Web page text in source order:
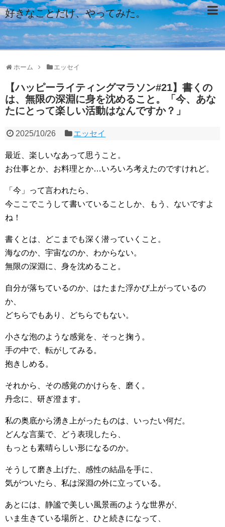
好きなことだけ、やってみた。
ホーム エッセイ
【ハッピーライティングマラソン#21】書くの
は、無限の深淵に身を沈めること。「今、あな
たにとって楽しい活動はなんですか？」
2025/10/26 エッセイ
最近、楽しいなあって思うこと。
お仕事とか、お料理とか…いろいろ考えたのですけれど。
「今」って言われたら、
今ここでこうして書いていることしか、もう、ないですよ
ね！
書くとは、どこまでも深く潜っていくこと。
海なのか、宇宙なのか、わからない。
無限の深淵に、身を沈めること。
自分が落ちているのか、はたまた浮かび上がっているの
か、
どちらでもあり、どちらでもない。
小さな泡のような感覚を、そっと掬う。
手の中で、転がしてみる。
抱きしめる。
それから、その感覚のかけらを、磨く。
丹念に、研ぎ澄ます。
私の奥底から湧き上がったものは、いったい何だ。
どんな言葉で、どう表現したら、
もっとも素晴らしい形になるのか。
そうして磨き上げた、感性の結晶を手に、
気がついたら、私は深淵の外に立っている。
あとには、静謐で美しい風景画のような世界が、
いま生きている場所と、ひと続きになって、